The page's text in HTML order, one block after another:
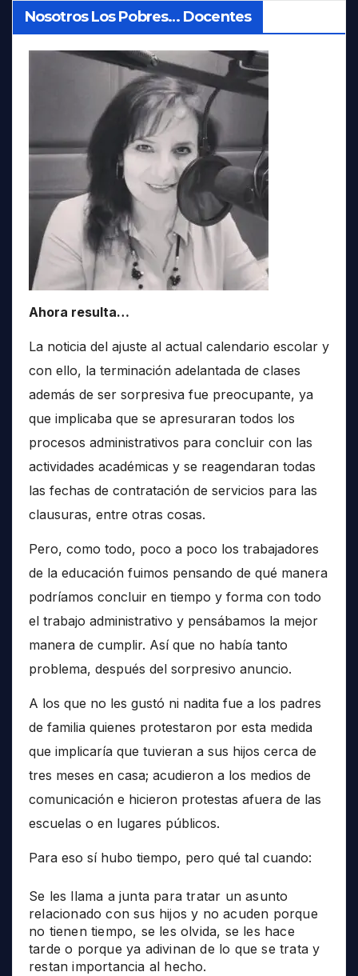
Nosotros Los Pobres… Docentes
Ahora resulta…
La noticia del ajuste al actual calendario escolar y
con ello, la terminación adelantada de clases
además de ser sorpresiva fue preocupante, ya
que implicaba que se apresuraran todos los
procesos administrativos para concluir con las
actividades académicas y se reagendaran todas
las fechas de contratación de servicios para las
clausuras, entre otras cosas.
Pero, como todo, poco a poco los trabajadores
de la educación fuimos pensando de qué manera
podríamos concluir en tiempo y forma con todo
el trabajo administrativo y pensábamos la mejor
manera de cumplir. Así que no había tanto
problema, después del sorpresivo anuncio.
A los que no les gustó ni nadita fue a los padres
de familia quienes protestaron por esta medida
que implicaría que tuvieran a sus hijos cerca de
tres meses en casa; acudieron a los medios de
comunicación e hicieron protestas afuera de las
escuelas o en lugares públicos.
Para eso sí hubo tiempo, pero qué tal cuando:
Se les llama a junta para tratar un asunto
relacionado con sus hijos y no acuden porque
no tienen tiempo, se les olvida, se les hace
tarde o porque ya adivinan de lo que se trata y
restan importancia al hecho.